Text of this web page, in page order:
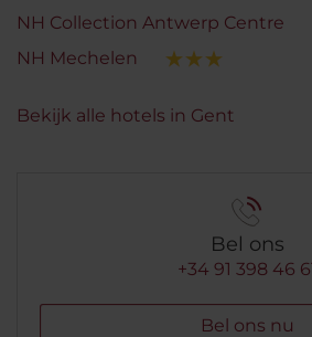
NH Collection Antwerp Centre
NH Mechelen
Bekijk alle hotels in Gent
Bel ons
+34 91 398 46
Bel ons nu